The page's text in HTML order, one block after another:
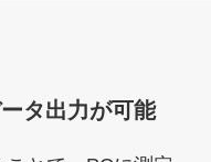
タ出力が可能